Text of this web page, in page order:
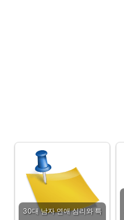
30대 남자 연애 심리와 특